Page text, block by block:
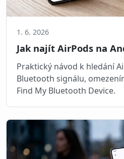
1. 6. 2026
Jak najít AirPods na
Praktický návod k hledání
Bluetooth signálu,
Find My Bluetooth Device.